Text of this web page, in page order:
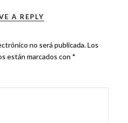
A REPLY
no será publicada.Los
están marcados con *